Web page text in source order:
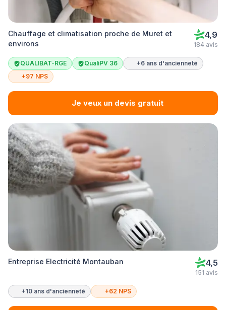
Chauffage et climatisation proche de Muret et
environs
4,9
184 avis
QUALIBAT-RGE QualiPV 36
+6 ans d'ancienneté
+97 NPS
Je veux un devis gratuit
Entreprise Electricité Montauban 4,5
151 avis
+10 ans d'ancienneté +62 NPS